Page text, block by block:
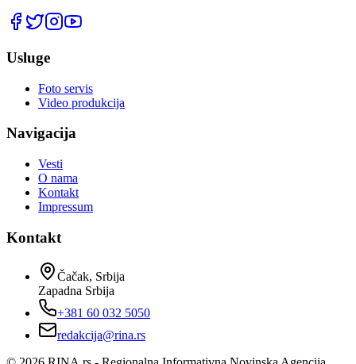
Usluge
Foto servis
Video produkcija
Navigacija
Vesti
O nama
Kontakt
Impressum
Kontakt
Čačak, Srbija
Zapadna Srbija
+381 60 032 5050
redakcija@rina.rs